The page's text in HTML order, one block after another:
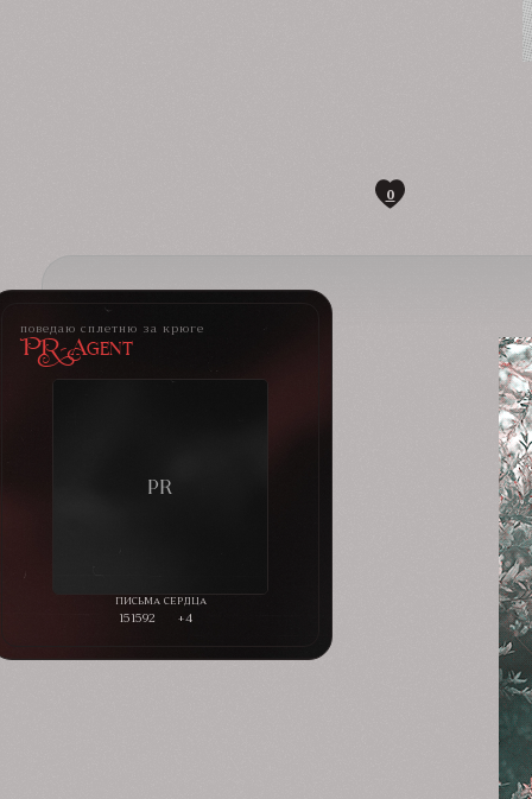
0
поведаю сплетню за крюге
PR-Agent
151592 +4